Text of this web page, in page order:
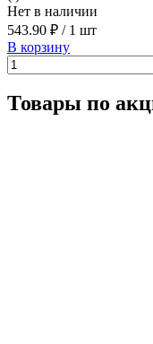
Нет в наличии
543.90 ₽ /1 шт
В корзину
Товары по